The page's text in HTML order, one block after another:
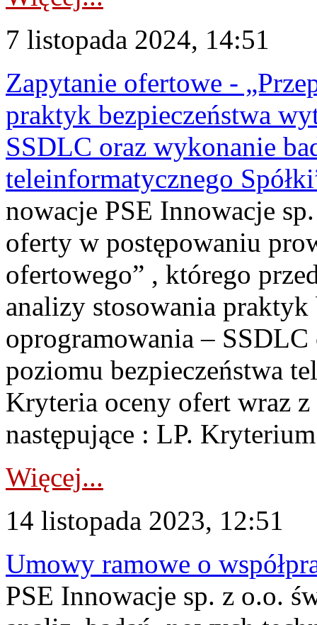
7 listopada 2024, 14:51
Zapytanie ofertowe -
praktyk bezpieczeństwa
SSDLC oraz wykonanie
teleinformatycznego
nowacje PSE Innowacje
oferty w postępowaniu
ofertowego” , którego
analizy stosowania
oprogramowania –
poziomu bezpieczeństwa
Kryteria oceny ofert wraz z
następujące : LP.
Więcej...
14 listopada 2023, 12:51
Umowy ramowe o
PSE Innowacje sp. z o.o.